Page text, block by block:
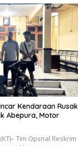
Kendaraan Rusak
Abepura, Motor
(KT)– Tim Opsnal Reskrim